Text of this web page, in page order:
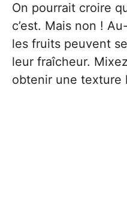
On pourrait croire
c’est. Mais non !
les fruits peuvent
leur fraîcheur.
obtenir une texture